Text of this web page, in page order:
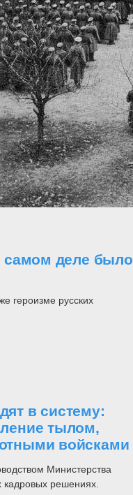
самом деле было
героизме русских
в систему:
тылом,
войсками
Министерства
кадровых решениях.